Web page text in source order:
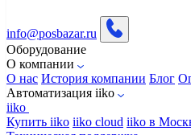
info@posbazar.ru
Оборудование
О компании
О нас История компании Блог
Автоматизация iiko
iiko
Купить iiko iiko cloud iiko в